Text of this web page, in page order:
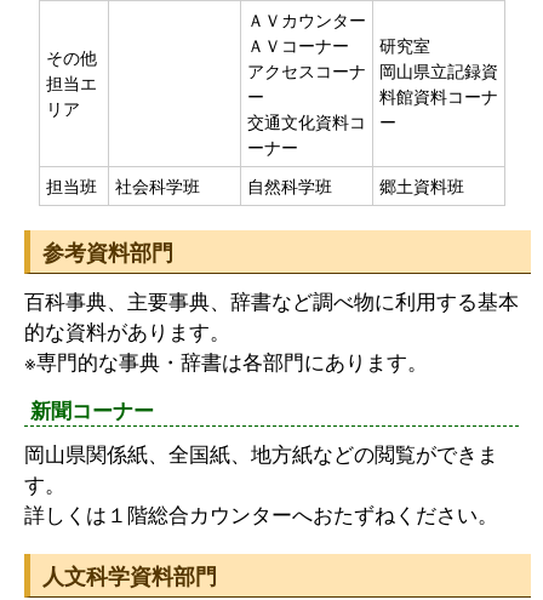
その他
担当エ
リア
ＡＶカウンター
ＡＶコーナー
アクセスコーナ
ー
交通文化資料コ
ーナー
研究室
岡山県立記録資
料館資料コーナ
ー
担当班 社会科学班 自然科学班 郷土資料班
参考資料部門
百科事典、主要事典、辞書など調べ物に利用する基本
的な資料があります。
※専門的な事典・辞書は各部門にあります。
新聞コーナー
岡山県関係紙、全国紙、地方紙などの閲覧ができま
す。
詳しくは１階総合カウンターへおたずねください。
人文科学資料部門